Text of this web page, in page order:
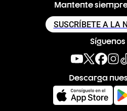
Mantente
SUSCRÍBETE A LA
Síguenos
Descarga